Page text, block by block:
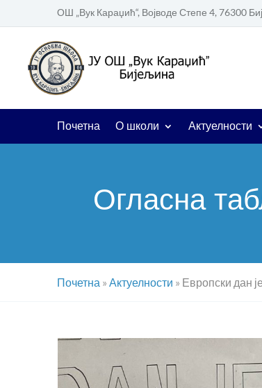
ОШ „Вук Караџић“, Војводе Степе 4, 76300
Почетна О школи Актуелности
Огласна
Почетна » Актуелности » Европски дан